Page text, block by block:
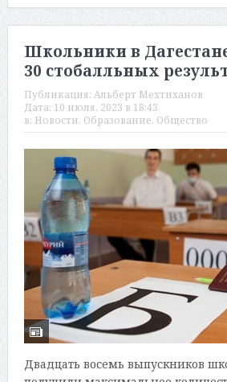
Школьники в
30 стобалльных
Публикация: Альберт Мехтиханов
Дата: 10 июля, 2023 в 18:43
в: Новости, Образование, Общество
Двадцать восемь выпускников